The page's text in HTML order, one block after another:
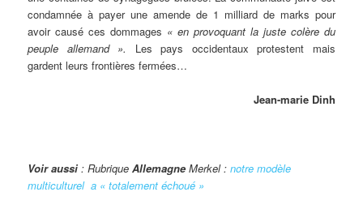
condamnée à payer une amende de 1 milliard de marks pour
avoir causé ces dommages « en provoquant la juste colère du
peuple allemand ».
Les pays occidentaux protestent mais
gardent leurs frontières fermées…
Jean-marie Dinh
Voir aussi : RubriqueAllemagneMerkel :notre modèle
multiculturel a « totalement échoué »